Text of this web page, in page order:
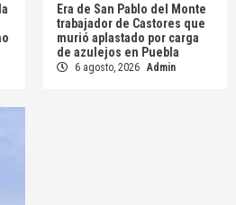
Era de San Pablo del Monte
trabajador de Castores que
murió aplastado por carga
de azulejos en Puebla
6 agosto, 2026 Admin